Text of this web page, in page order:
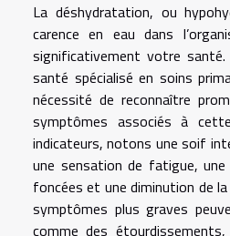
La déshydratation, ou
carence en eau dans
significativement votre
santé spécialisé en soins
nécessité de reconnaître
symptômes associés à
indicateurs, notons une soif
une sensation de fatigue, une
foncées et une diminution de
symptômes plus graves
comme des